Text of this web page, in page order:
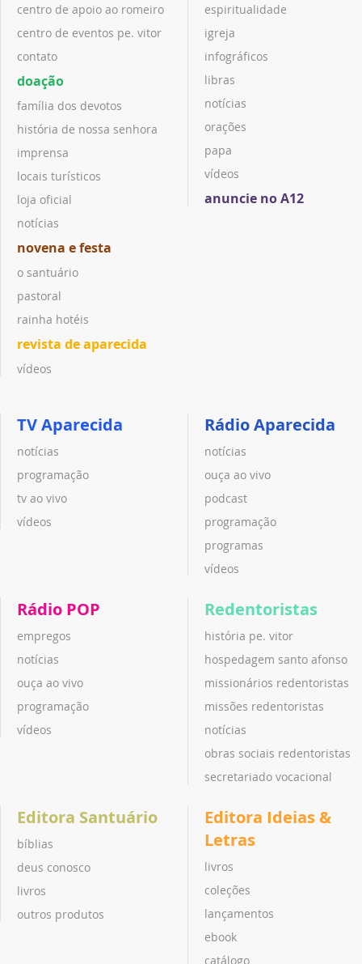
centro de apoio ao romeiro
centro de eventos pe. vitor
contato
doação
família dos devotos
história de nossa senhora
imprensa
locais turísticos
loja oficial
notícias
novena e festa
o santuário
pastoral
rainha hotéis
revista de aparecida
vídeos
espiritualidade
igreja
infográficos
libras
notícias
orações
papa
vídeos
anuncie no A12
TV Aparecida
notícias
programação
tv ao vivo
vídeos
Rádio Aparecida
notícias
ouça ao vivo
podcast
programação
programas
vídeos
Rádio POP
empregos
notícias
ouça ao vivo
programação
vídeos
Redentoristas
história pe. vitor
hospedagem santo afonso
missionários redentoristas
missões redentoristas
notícias
obras sociais redentoristas
secretariado vocacional
Editora Santuário
bíblias
deus conosco
livros
outros produtos
Editora Ideias &
Letras
livros
coleções
lançamentos
ebook
catálogo